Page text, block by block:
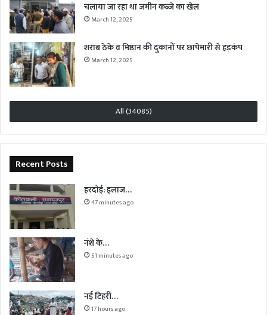
चलाया जा रहा था जमीन कब्जे का खेल
March 12, 2025
शराब ठेके व मिष्ठान की दुकानों पर छापेमारी से हड़कंप
March 12, 2025
All (34085)
Recent Posts
हरदोई: इलाज…
47 minutes ago
नंशे के…
51 minutes ago
नई टिहरी…
17 hours ago